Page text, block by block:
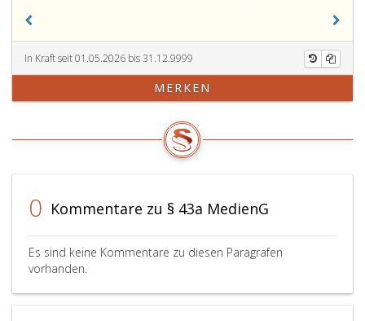
Datenträger
in
technischer
Weiterentwicklung
Druckwerken
neben
schriftlichen
Mitteilungen
Standbildern
Darbietungen
Ton
nicht
von
der
Verordnung
des
vorhergehenden
Absatzes
so
auf
möglichen
4,
mit
dass
die
als
In Kraft seit 01.05.2026 bis 31.12.9999
MERKEN
0 Kommentare zu § 43a MedienG
Es sind keine Kommentare zu diesen Paragrafen
vorhanden.